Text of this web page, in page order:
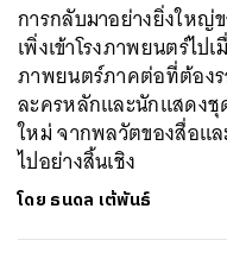
การกลับมาอย่างยิ่งใหญ่
เพิ่งเข้าโรงภาพยนตร์ไป
ภาพยนตร์ภาคต่อที่ต้อง
ละครหลักและนักแสดงชุด
ใหม่ จากพลวัตของสื่อแ
ไปอย่างสิ้นเชิง
โดย ธนดล เต้พันธ์